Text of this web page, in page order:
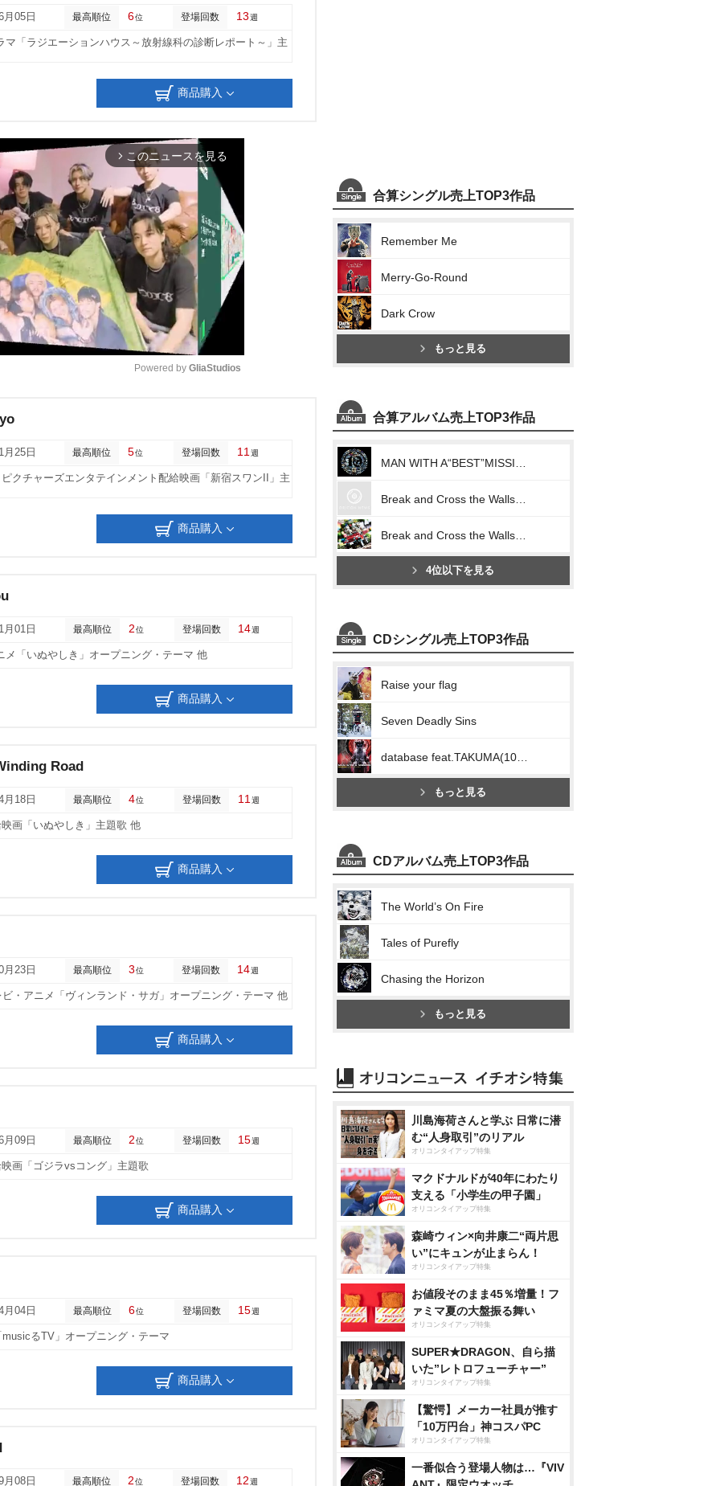
月05日 最高順位 6位 登場回数 13週
マ「ラジエーションハウス～放射線科の診断レポート～」主
商品購入
arrow_forward_ios このニュースを見る
e
Powered by GliaStudios
月25日 最高順位 5位 登場回数 11 週
クチャーズエンタテインメント配給映画「新宿スワンII」主
商品購入
月01日 最高順位 2位 登場回数 14週
メ「いぬやしき」オープニング・テーマ 他
商品購入
Road
月18日 最高順位 4位 登場回数 11 週
画「いぬやしき」主題歌 他
商品購入
月23日 最高順位 3位 登場回数 14週
ビ・アニメ「ヴィンランド・サガ」オープニング・テーマ 他
商品購入
月09日 最高順位 2位 登場回数 15週
画「ゴジラvsコング」主題歌
商品購入
月04日 最高順位 6位 登場回数 15週
るTV」オープニング・テーマ
商品購入
月08日 最高順位 2位 登場回数 12週
合算シングル売上TOP3作品
Remember Me
Merry-Go-Round
Dark Crow
もっと見る
合算アルバム売上TOP3作品
4位以下を見る
CDシングル売上TOP3作品
Raise your flag
Seven Deadly Sins
もっと見る
CDアルバム売上TOP3作品
The World’s On Fire
Tales of Purefly
Chasing the Horizon
もっと見る
川島海荷さんと学ぶ 日常に潜
む“人身取引”のリアル
オリコンタイアップ特集
マクドナルドが40年にわたり
支える「小学生の甲子園」
オリコンタイアップ特集
森崎ウィン×向井康二“両片思
い”にキュンが止まらん！
オリコンタイアップ特集
お値段そのまま45％増量！フ
ァミマ夏の大盤振る舞い
オリコンタイアップ特集
SUPER★DRAGON、自ら描
いた”レトロフューチャー”
オリコンタイアップ特集
【驚愕】メーカー社員が推す
「10万円台」神コスパPC
オリコンタイアップ特集
一番似合う登場人物は…『VIV